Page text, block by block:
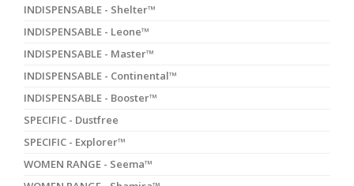
INDISPENSABLE - Shelter™
INDISPENSABLE - Leone™
INDISPENSABLE - Master™
INDISPENSABLE - Continental™
INDISPENSABLE - Booster™
SPECIFIC - Dustfree
SPECIFIC - Explorer™
WOMEN RANGE - Seema™